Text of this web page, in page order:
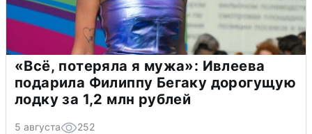
«Всё, потеряла я мужа»: Ивлеева
подарила Филиппу Бегаку дорогущую
лодку за 1,2 млн рублей
5 августа 252